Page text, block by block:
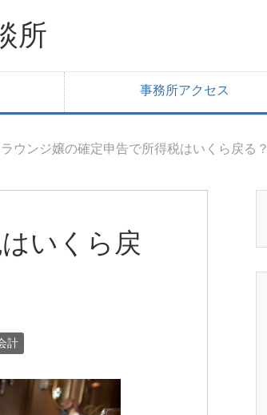
所
事務所アクセス
ラウンジ嬢の確定申告で所得税はいくら戻る？
いくら戻
計